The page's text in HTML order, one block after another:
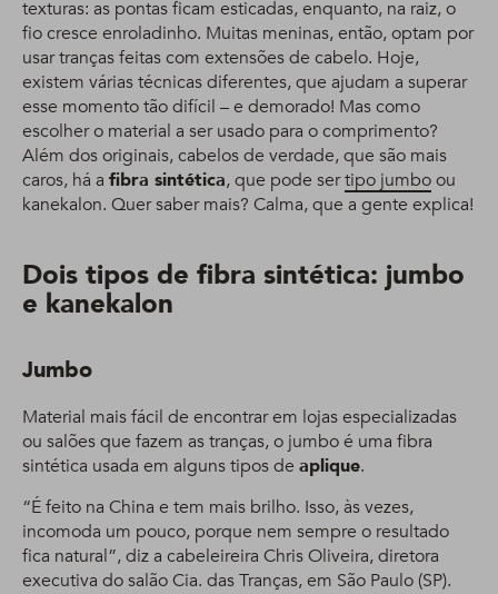
texturas: as pontas ficam esticadas, enquanto, na raiz, o
fio cresce enroladinho. Muitas meninas, então, optam por
usar tranças feitas com extensões de cabelo. Hoje,
existem várias técnicas diferentes, que ajudam a superar
esse momento tão difícil – e demorado! Mas como
escolher o material a ser usado para o comprimento?
Além dos originais, cabelos de verdade, que são mais
caros, há a fibra sintética, que pode sertipo jumboou
kanekalon. Quer saber mais? Calma, que a gente explica!
Dois tipos de fibra sintética: jumbo
e kanekalon
Jumbo
Material mais fácil de encontrar em lojas especializadas
ou salões que fazem as tranças, o jumbo é uma fibra
sintética usada em alguns tipos de aplique.
“É feito na China e tem mais brilho. Isso, às vezes,
incomoda um pouco, porque nem sempre o resultado
fica natural”, diz a cabeleireira Chris Oliveira, diretora
executiva do salão Cia. das Tranças, em São Paulo (SP).